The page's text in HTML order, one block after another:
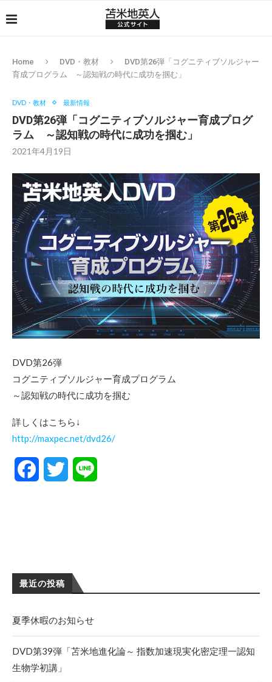
Home DVD・教材
DVD第26弾「コグニティブソルジャー
育成プログラム ～認知戦の時代に成功を掴む」
DVD・教材 最新情報
DVD第26弾「コグニティブソルジャー育成プログ
ラム ～認知戦の時代に成功を掴む」
2021年4月19日
DVD第26弾
コグニティブソルジャー育成プログラム
～認知戦の時代に成功を掴む
詳しくはこちら↓
http://maxpec.net/dvd26/
FacebookTwitter
最近の投稿
夏季休暇のお知らせ
DVD第39弾「苫米地進化論～ 指数加速現実化密定理一認知
生物学初講」